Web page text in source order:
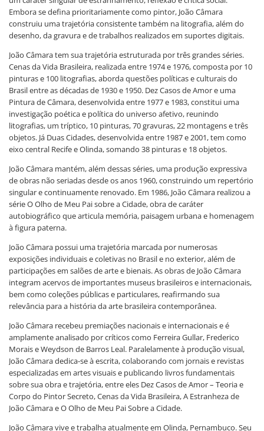
Embora se defina prioritariamente como pintor, João Câmara
construiu uma trajetória consistente também na litografia, além do
desenho, da gravura e de trabalhos realizados em suportes digitais.
João Câmara tem sua trajetória estruturada por três grandes séries.
Cenas da Vida Brasileira, realizada entre 1974 e 1976, composta por 10
pinturas e 100 litografias, aborda questões políticas e culturais do
Brasil entre as décadas de 1930 e 1950. Dez Casos de Amor e uma
Pintura de Câmara, desenvolvida entre 1977 e 1983, constitui uma
investigação poética e política do universo afetivo, reunindo
litografias, um tríptico, 10 pinturas, 70 gravuras, 22 montagens e três
objetos. Já Duas Cidades, desenvolvida entre 1987 e 2001, tem como
eixo central Recife e Olinda, somando 38 pinturas e 18 objetos.
João Câmara mantém, além dessas séries, uma produção expressiva
de obras não seriadas desde os anos 1960, construindo um repertório
singular e continuamente renovado. Em 1986, João Câmara realizou a
série O Olho de Meu Pai sobre a Cidade, obra de caráter
autobiográfico que articula memória, paisagem urbana e homenagem
à figura paterna.
João Câmara possui uma trajetória marcada por numerosas
exposições individuais e coletivas no Brasil e no exterior, além de
participações em salões de arte e bienais. As obras de João Câmara
integram acervos de importantes museus brasileiros e internacionais,
bem como coleções públicas e particulares, reafirmando sua
relevância para a história da arte brasileira contemporânea.
João Câmara recebeu premiações nacionais e internacionais e é
amplamente analisado por críticos como Ferreira Gullar, Frederico
Morais e Weydson de Barros Leal. Paralelamente à produção visual,
João Câmara dedica-se à escrita, colaborando com jornais e revistas
especializadas em artes visuais e publicando livros fundamentais
sobre sua obra e trajetória, entre eles Dez Casos de Amor – Teoria e
Corpo do Pintor Secreto, Cenas da Vida Brasileira, A Estranheza de
João Câmara e O Olho de Meu Pai Sobre a Cidade.
João Câmara vive e trabalha atualmente em Olinda, Pernambuco. Seu